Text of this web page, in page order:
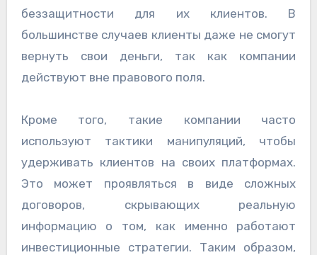
беззащитности для их клиентов. В
большинстве случаев клиенты даже не смогут
вернуть свои деньги, так как компании
действуют вне правового поля.
Кроме того, такие компании часто
используют тактики манипуляций, чтобы
удерживать клиентов на своих платформах.
Это может проявляться в виде сложных
договоров, скрывающих реальную
информацию о том, как именно работают
инвестиционные стратегии. Таким образом,